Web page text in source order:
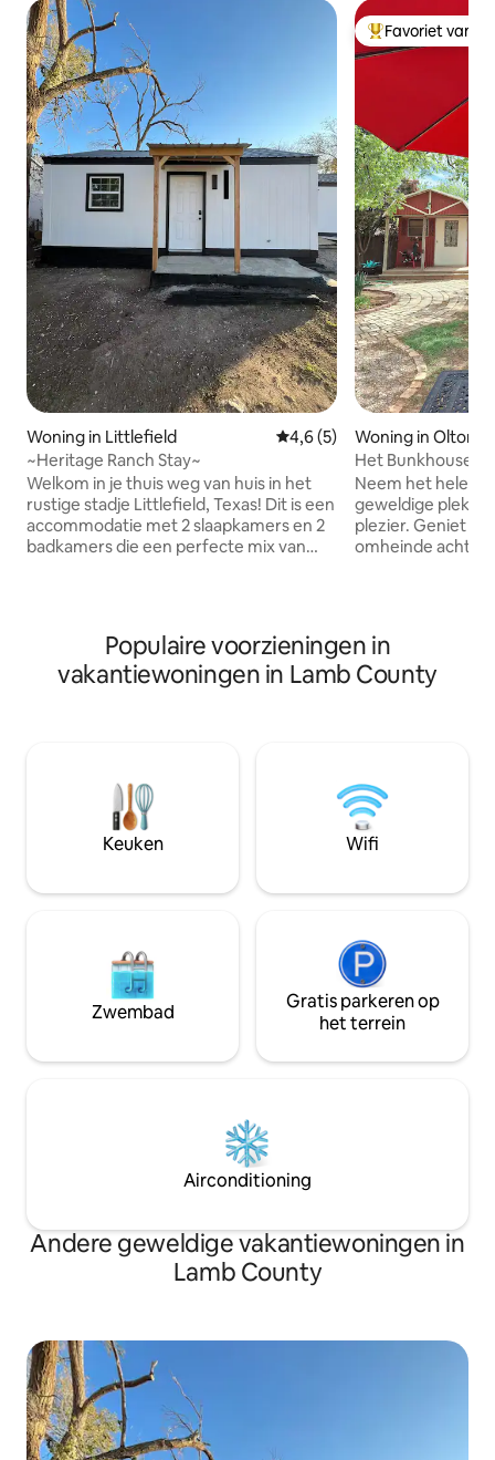
Woning in Littlefield Gemiddelde beoordeling
4,6 (5)
~Heritage Ranch Stay~
Welkom in je thuis weg van huis in het
rustige stadje Littlefield, Texas! Dit is een
accommodatie met 2 slaapkamers en 2
badkamers die een perfecte mix van
uitnodigende woonkamer, geniet van
maaltijden in de eethoek of kook je
favorieten in de volledig uitgeruste
keuken met grote apparaten. Je hebt
Deze ruimte is perfect om in te
ontspannen!
Topfavoriet van
Favoriet van
Woning in Olton
Het Bunkhouse
Neem het hele
geweldige plek
plezier. Geniet van een enorme, volledig
omheinde
een afgewerkte
met veel ruimte
spelen. Slaapbank. Houtkachel. Volledige
keuken en
Populaire voorzieningen in
vakantiewoningen in Lamb County
Keuken Wifi
Zwembad
Gratis parkeren op
het terrein
Airconditioning
Andere geweldige vakantiewoningen in
Lamb County